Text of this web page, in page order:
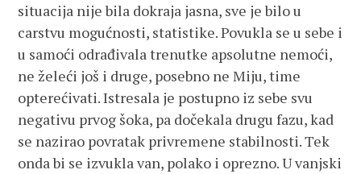
situacija nije bila dokraja jasna, sve je bilo u
carstvu mogućnosti, statistike. Povukla se u sebe i
u samoći odrađivala trenutke apsolutne nemoći,
ne želeći još i druge, posebno ne Miju, time
opterećivati. Istresala je postupno iz sebe svu
negativu prvog šoka, pa dočekala drugu fazu, kad
se nazirao povratak privremene stabilnosti. Tek
onda bi se izvukla van, polako i oprezno. U vanjski